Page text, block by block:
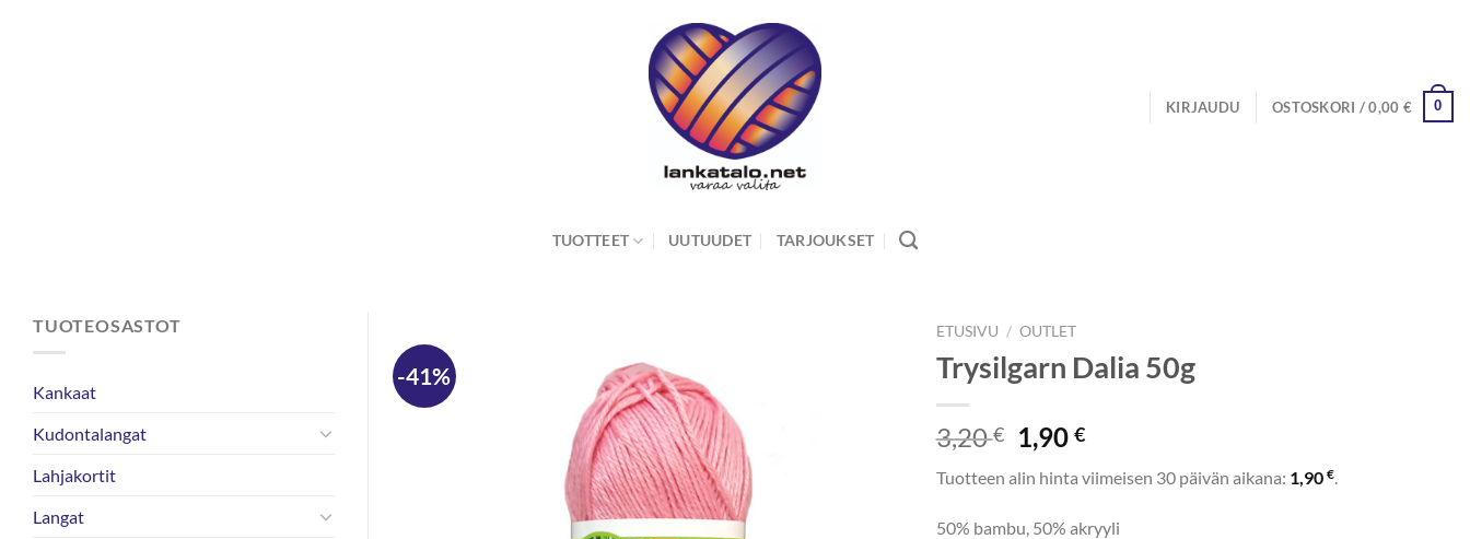
KIRJAUDU OSTOSKORI /0,00 € 0
TUOTTEET UUTUUDET TARJOUKSET
TUOTEOSASTOT
Kankaat
Kudontalangat
Lahjakortit
Langat
-41%
ETUSIVU / OUTLET
Trysilgarn Dalia 50g
3,20€
Alkuperäinen
hinta
oli:
1,90 €Nykyinen
on:
Tuotteen alin hinta viimeisen 30 päivän aikana: 1,90 €.
50% bambu, 50% akryyli